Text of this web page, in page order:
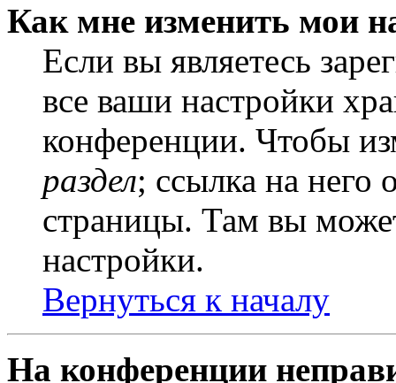
Как мне изменить мои
Если вы являетесь
все ваши настройки
конференции. Чтобы
раздел; ссылка на него
страницы. Там вы
настройки.
Вернуться к началу
На конференции